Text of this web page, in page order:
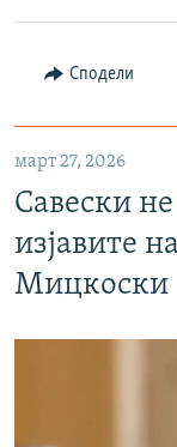
Сподели
март 27, 2026
Савески
изјавите
Мицкоски